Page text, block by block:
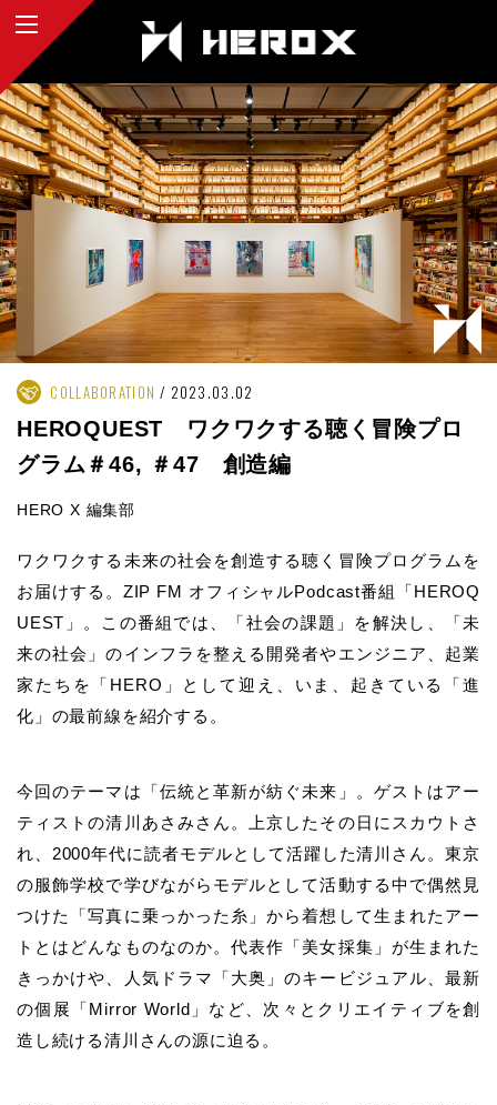
COLLABORATION 2023.03.02
HEROQUEST ワクワクする聴く冒険プロ
グラム＃46, ＃47 創造編
HERO X 編集部
ワクワクする未来の社会を創造する聴く冒険プログラムを
お届けする。ZIP FM オフィシャルPodcast番組「HEROQ
UEST」。この番組では、「社会の課題」を解決し、「未
来の社会」のインフラを整える開発者やエンジニア、起業
家たちを「HERO」として迎え、いま、起きている「進
化」の最前線を紹介する。
今回のテーマは「伝統と革新が紡ぐ未来」。ゲストはアー
ティストの清川あさみさん。上京したその日にスカウトさ
れ、2000年代に読者モデルとして活躍した清川さん。東京
の服飾学校で学びながらモデルとして活動する中で偶然見
つけた「写真に乗っかった糸」から着想して生まれたアー
トとはどんなものなのか。代表作「美女採集」が生まれた
きっかけや、人気ドラマ「大奥」のキービジュアル、最新
の個展「Mirror World」など、次々とクリエイティブを創
造し続ける清川さんの源に迫る。